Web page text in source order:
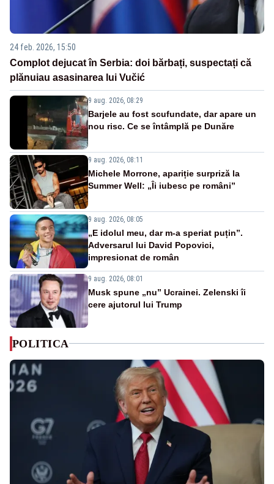
24 feb. 2026, 15:50
Complot dejucat în Serbia: doi bărbați, suspectați că
plănuiau asasinarea lui Vučić
9 aug. 2026, 08:29
Barjele au fost scufundate, dar apare un
nou risc. Ce se întâmplă pe Dunăre
9 aug. 2026, 08:11
Michele Morrone, apariție surpriză la
Summer Well: „Îi iubesc pe români”
9 aug. 2026, 08:05
„E idolul meu, dar m-a speriat puțin”.
Adversarul lui David Popovici,
impresionat de român
9 aug. 2026, 08:01
Musk spune „nu” Ucrainei. Zelenski îi
cere ajutorul lui Trump
POLITICA